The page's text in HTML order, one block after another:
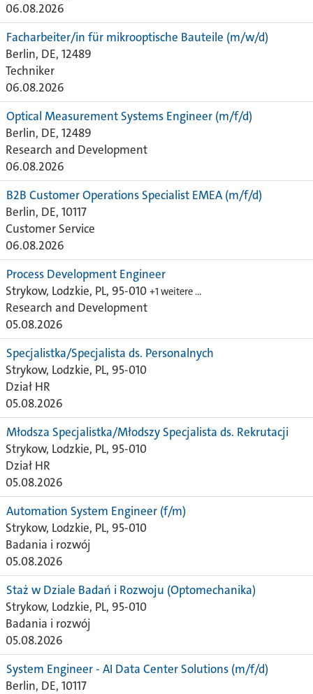
06.08.2026
Facharbeiter/in für mikrooptische Bauteile (m/w/d)
Berlin, DE, 12489
Techniker
06.08.2026
Optical Measurement Systems Engineer (m/f/d)
Berlin, DE, 12489
Research and Development
06.08.2026
B2B Customer Operations Specialist EMEA (m/f/d)
Berlin, DE, 10117
Customer Service
06.08.2026
Process Development Engineer
Strykow, Lodzkie, PL, 95-010 +1 weitere …
Research and Development
05.08.2026
Specjalistka/Specjalista ds. Personalnych
Strykow, Lodzkie, PL, 95-010
Dział HR
05.08.2026
Młodsza Specjalistka/Młodszy Specjalista ds. Rekrutacji
Strykow, Lodzkie, PL, 95-010
Dział HR
05.08.2026
Automation System Engineer (f/m)
Strykow, Lodzkie, PL, 95-010
Badania i rozwój
05.08.2026
Staż w Dziale Badań i Rozwoju (Optomechanika)
Strykow, Lodzkie, PL, 95-010
Badania i rozwój
05.08.2026
System Engineer - AI Data Center Solutions (m/f/d)
Berlin, DE, 10117